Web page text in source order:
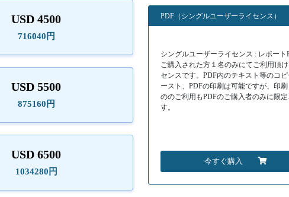
USD 4500
716040円
USD 5500
875160円
USD 6500
1034280円
PDF（シングルユーザーライセンス）
シングルユーザーライセンス : レポート
ご購入された方１名のみにてご利用頂
センスです。PDF内のテキスト等のコ
ースト、PDFの印刷は可能ですが、印刷
ののご利用もPDFのご購入者のみに限定
す。
今すぐ購入